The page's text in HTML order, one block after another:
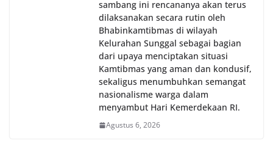
sambang ini rencananya akan terus
dilaksanakan secara rutin oleh
Bhabinkamtibmas di wilayah
Kelurahan Sunggal sebagai bagian
dari upaya menciptakan situasi
Kamtibmas yang aman dan kondusif,
sekaligus menumbuhkan semangat
nasionalisme warga dalam
menyambut Hari Kemerdekaan RI.
Agustus 6, 2026